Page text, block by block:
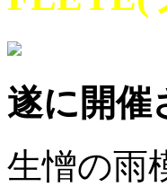
遂に開催
生憎の雨